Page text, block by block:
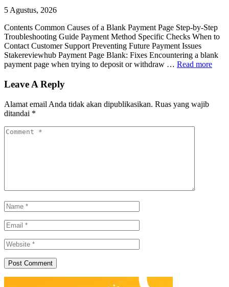
5 Agustus, 2026
Contents Common Causes of a Blank Payment Page Step-by-Step
Troubleshooting Guide Payment Method Specific Checks When to
Contact Customer Support Preventing Future Payment Issues
Stakereviewhub Payment Page Blank: Fixes Encountering a blank
payment page when trying to deposit or withdraw … Read more
Leave A Reply
Alamat email Anda tidak akan dipublikasikan. Ruas yang wajib
ditandai *